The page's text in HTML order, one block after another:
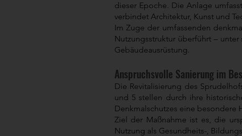
dieser Epoche. Die Anlage
verbindet Architektur, Kunst und
Im Zuge der umfassenden
Nutzungsstruktur überführt –
Gebäudeausrüstung.
Anspruchsvolle Sanierung im
Die Revitalisierung des
und 5 stellen durch ihre
Denkmalschutzes eine besondere
Ziel der Maßnahme ist es, die
Nutzung als Gesundheits-,